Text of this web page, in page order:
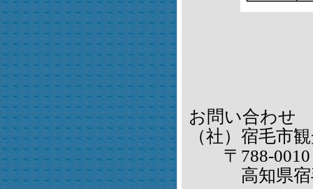
お問い合わせ
（社）宿毛市
〒788-0010
高知県宿毛